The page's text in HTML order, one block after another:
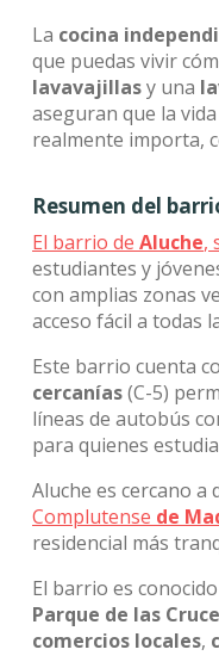
La cocina
que puedas vivir
lavavajillasy una
aseguran que la
realmente importa,
Resumen del
El barrio de Aluche,
estudiantes y
con amplias zonas
acceso fácil a todas
Este barrio cuenta
cercanías(C-5)
líneas de autobús
para quienes
Aluche es cercano a
Complutense de
residencial más
El barrio es
Parque de las
comercios locales,